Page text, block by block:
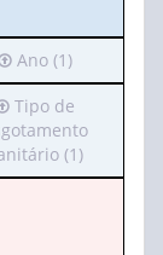
Ano (1)
Tipo de
(1)